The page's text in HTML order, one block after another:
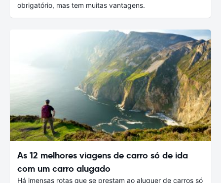
obrigatório, mas tem muitas vantagens.
As 12 melhores viagens de carro só de ida
com um carro alugado
Há imensas rotas que se prestam ao aluguer de carros só